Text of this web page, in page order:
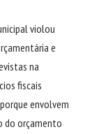
violou
e
na
fiscais
envolvem
do orçamento